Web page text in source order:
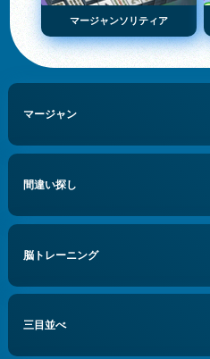
マージャンソリティア
マージャン
間違い探し
脳トレーニング
三目並べ